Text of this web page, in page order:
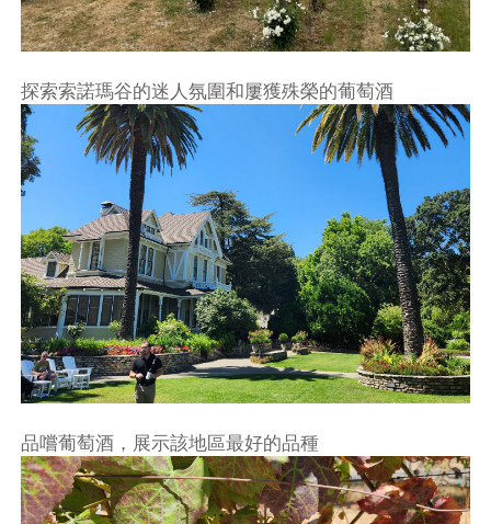
探索索諾瑪谷的迷人氛圍和屢獲殊榮的葡萄酒
品嚐葡萄酒，展示該地區最好的品種